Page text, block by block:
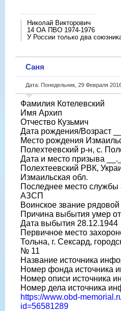
Николай Викторович
14 ОА ПВО 1974-1976
У России только два
Саня
Дата: Понедельник, 29 Февраля
Фамилия Котелевский
Имя Архип
Отчество Кузьмич
Дата рождения/Возраст
Место рождения
Полехтеевский р-н, с.
Дата и место призыва
Полехтеевский РВК,
Измаильская обл.
Последнее место службы
АЗСП
Воинское звание рядовой
Причина выбытия умер
Дата выбытия 28.12.1944
Первичное место
Тольна, г. Сексард,
№ 11
Название источника
Номер фонда источника
Номер описи источника
Номер дела источника
https://www.obd-
id=56581289